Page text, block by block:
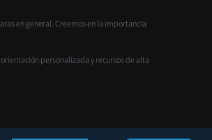
en general. Creemos en la importancia
personalizada y recursos de alta